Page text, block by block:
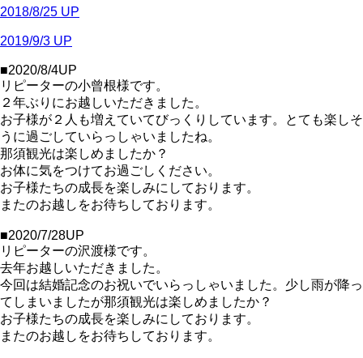
2018/8/25 UP
2019/9/3 UP
■2020/8/4UP
リピーターの小曾根様です。
２年ぶりにお越しいただきました。
お子様が２人も増えていてびっくりしています。とても楽しそ
うに過ごしていらっしゃいましたね。
那須観光は楽しめましたか？
お体に気をつけてお過ごしください。
お子様たちの成長を楽しみにしております。
またのお越しをお待ちしております。
■2020/7/28UP
リピーターの沢渡様です。
去年お越しいただきました。
今回は結婚記念のお祝いでいらっしゃいました。少し雨が降っ
てしまいましたが那須観光は楽しめましたか？
お子様たちの成長を楽しみにしております。
またのお越しをお待ちしております。